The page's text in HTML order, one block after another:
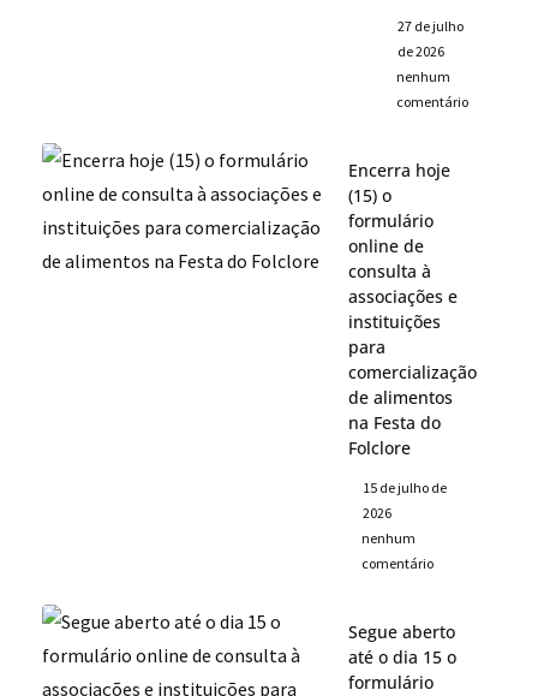
27 de julho
de 2026
nenhum
comentário
Encerra hoje
(15) o
formulário
online de
consulta à
associações e
instituições
para
comercialização
de alimentos
na Festa do
Folclore
15 de julho de
2026
nenhum
comentário
Segue aberto
até o dia 15 o
formulário